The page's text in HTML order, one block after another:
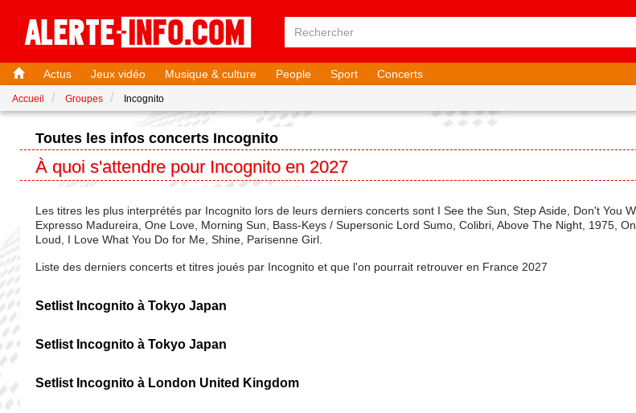
Actus Jeux vidéo Musique & culture People Sport Concerts
Accueil Groupes Incognito
Toutes les infos concerts Incognito
À quoi s'attendre pour Incognito en 2027
Les titres les plus interprétés par Incognito lors de leurs derniers concerts sont I See the Sun, Step Aside, Don't You
Expresso Madureira, One Love, Morning Sun, Bass-Keys / Supersonic Lord Sumo, Colibri, Above The Night, 1975,
Loud, I Love What You Do for Me, Shine, Parisenne Girl.
Liste des derniers concerts et titres joués par Incognito et que l'on pourrait retrouver en France 2027
Setlist Incognito à Tokyo Japan
Setlist Incognito à Tokyo Japan
Setlist Incognito à London United Kingdom